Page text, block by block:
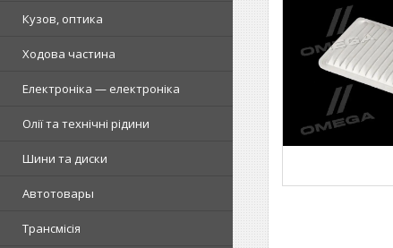
Кузов, оптика
Ходова частина
Електроніка — електроніка
Олії та технічні рідини
Шини та диски
Автотовары
Трансмісія